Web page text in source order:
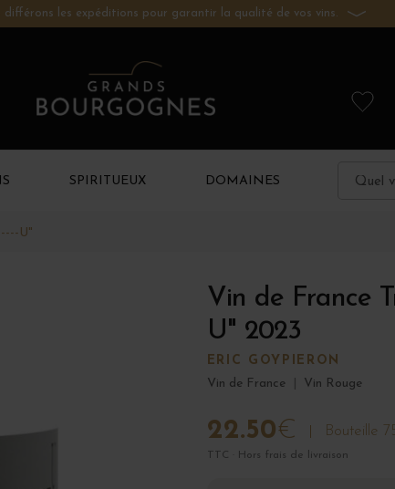
différons les expéditions pour garantir la qualité de vos vins.
SPIRITUEUX DOMAINES
U"
Vin de France
U" 2023
ERIC GOYPIERON
Vin de France
Vin Rouge
22.50€ Bouteille
TTC · Hors frais de livraison